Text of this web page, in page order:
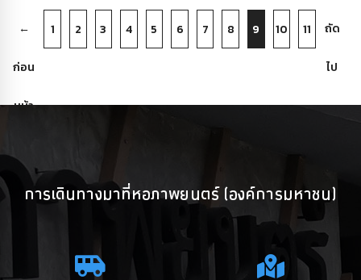
←
ก่อน
หน้า
1 2 3 4 5 6 7 8 9 10 11 ถัด
ไป
→
การเดินทางมาที่หอภาพยนตร์ (องค์การมหาชน)